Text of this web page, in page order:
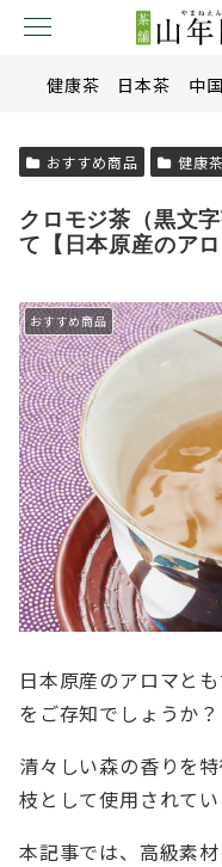
健康茶 日本茶 中
おすすめ商品 健康茶
クロモジ茶（黒文
て【日本原産のアロ
おすすめ商品
日本原産のアロマと
をご存知でしょうか？
清々しい森の香りを
枝として使用されてい
本記事では、高級素